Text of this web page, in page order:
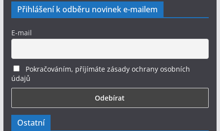
Přihlášení k odběru novinek e-mailem
E-mail
Pokračováním, příjímáte zásady ochrany osobních
údajů
Ostatní